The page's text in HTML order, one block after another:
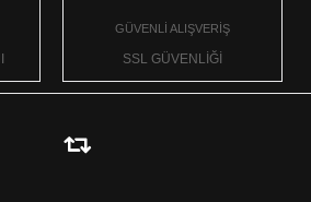
GÜVENLİ ALIŞVERİŞ
SSL GÜVENLİĞİ